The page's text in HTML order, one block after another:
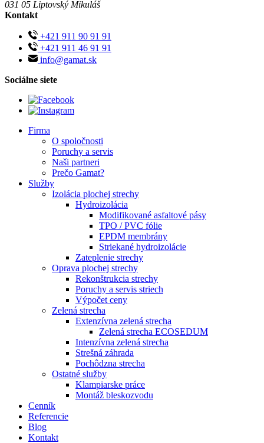
031 05 Liptovský Mikuláš
Kontakt
+421 911 90 91 91
+421 911 46 91 91
info@gamat.sk
Sociálne siete
Firma
O spoločnosti
Poruchy a servis
Naši partneri
Prečo Gamat?
Služby
Izolácia plochej strechy
Hydroizolácia
Modifikované asfaltové pásy
TPO / PVC fólie
EPDM membrány
Striekané hydroizolácie
Zateplenie strechy
Oprava plochej strechy
Rekonštrukcia strechy
Poruchy a servis striech
Výpočet ceny
Zelená strecha
Extenzívna zelená strecha
Zelená strecha ECOSEDUM
Intenzívna zelená strecha
Strešná záhrada
Pochôdzna strecha
Ostatné služby
Klampiarske práce
Montáž bleskozvodu
Cenník
Referencie
Blog
Kontakt